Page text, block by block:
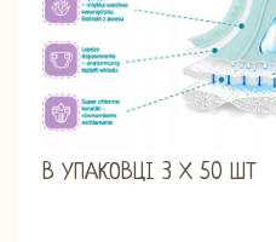
В УПАКОВЦІ 3 Х 50 ШТ